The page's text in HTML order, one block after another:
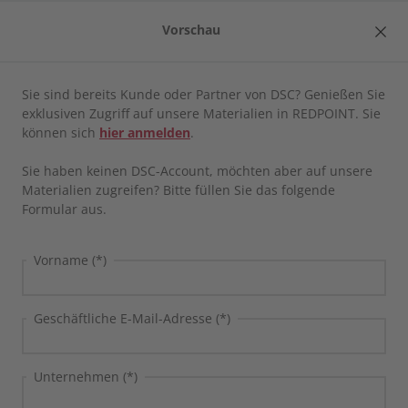
Startseite / Mediathek
Mediathek
CROSS·POINT Anwenderbericht
Produkt
CROSS·POINT
Direktintegrationen
LINKWAY
SAP Engineering Control Center | SAP ECTR
SAP PPG
Vorschau
Sie sind bereits Kunde oder Partner von DSC? Genießen Sie
exklusiven Zugriff auf unsere Materialien in REDPOINT. Sie
können sich hier anmelden.
Sie haben keinen DSC-Account, möchten aber auf unsere
Materialien zugreifen? Bitte füllen Sie das folgende
Formular aus.
Vorname (*)
Geschäftliche E-Mail-Adresse (*)
Unternehmen (*)